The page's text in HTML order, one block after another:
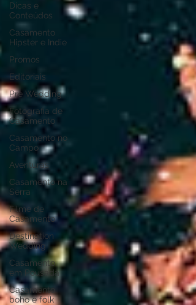
Dicas e
Conteúdos
Casamento
Hipster e Indie
Promos
Editoriais
Pre Wedding
Fotografia de
Casamento
Casamento no
Campo
Aventuras
Casamento na
Serra
Filme de
Casamento
Destination
Wedding
Casamento
em Pousada
Casamento
boho e folk